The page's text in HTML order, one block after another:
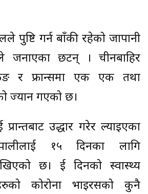
पुष्टि गर्न बाँकी रहेको जापानी
जनाएका छटन् । चीनबाहिर
र फ्रान्समा एक एक तथा
ज्यान गएको छ।
उद्धार गरेर ल्याइएका
१५ दिनका लागि
छ। दुई दिनको स्वास्थ्य
कोरोना भाइरसको कुनै